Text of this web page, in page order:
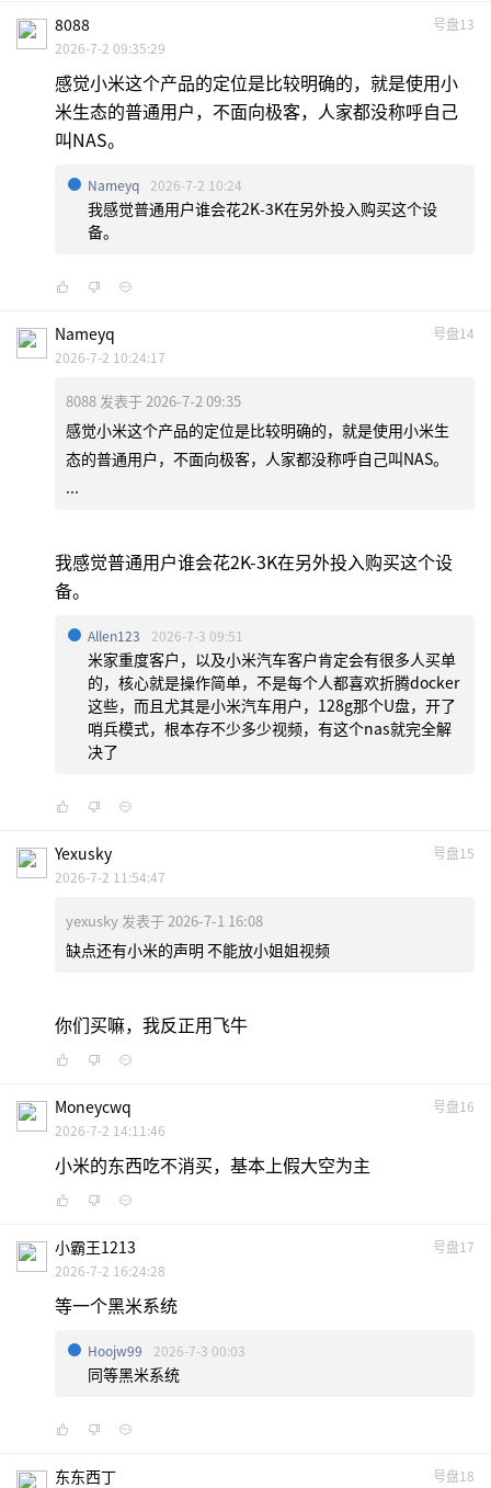
号盘13
8088
2026-7-2 09:35:29
感觉小米这个产品的定位是比较明确的，就是使用小
米生态的普通用户，不面向极客，人家都没称呼自己
叫NAS。
Nameyq 2026-7-2 10:24
我感觉普通用户谁会花2K-3K在另外投入购买这个设
备。
号盘14
Nameyq
2026-7-2 10:24:17
8088 发表于 2026-7-2 09:35
感觉小米这个产品的定位是比较明确的，就是使用小米生
态的普通用户，不面向极客，人家都没称呼自己叫NAS。
...
我感觉普通用户谁会花2K-3K在另外投入购买这个设
备。
Allen123 2026-7-3 09:51
米家重度客户，以及小米汽车客户肯定会有很多人买单
的，核心就是操作简单，不是每个人都喜欢折腾docker
这些，而且尤其是小米汽车用户，128g那个U盘，开了
哨兵模式，根本存不少多少视频，有这个nas就完全解
决了
号盘15
Yexusky
2026-7-2 11:54:47
yexusky 发表于 2026-7-1 16:08
缺点还有小米的声明 不能放小姐姐视频
你们买嘛，我反正用飞牛
号盘16
Moneycwq
2026-7-2 14:11:46
小米的东西吃不消买，基本上假大空为主
号盘17
小霸王1213
2026-7-2 16:24:28
等一个黑米系统
Hoojw99 2026-7-3 00:03
同等黑米系统
号盘18
东东西丁